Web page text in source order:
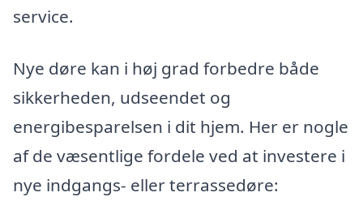
service.
Nye døre kan i høj grad forbedre både
sikkerheden, udseendet og
energibesparelsen i dit hjem. Her er nogle
af de væsentlige fordele ved at investere i
nye indgangs- eller terrassedøre: